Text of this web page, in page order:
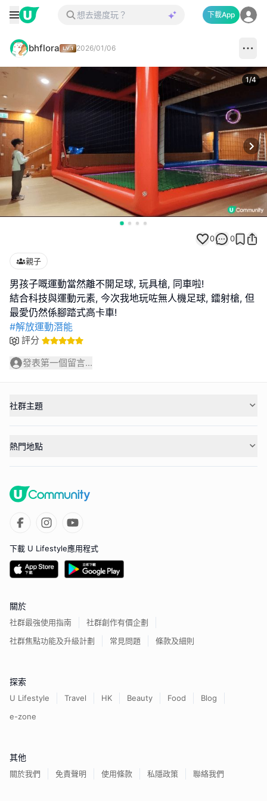
下載App
bhflora 2026/01/06
1/4
0 0
親子
男孩子嘅運動當然離不開足球, 玩具槍, 同車啦!
結合科技與運動元素, 今次我地玩咗無人機足球, 鐳射槍, 但
#解放運動潛能
評分
發表第一個留言...
社群主題
熱門地點
下載 U Lifestyle應用程式
關於
社群最強使用指南
社群創作有價企劃
社群焦點功能及升級計劃
常見問題 條款及細則
探索
U Lifestyle Travel HK Beauty Food
Blog
e-zone
其他
關於我們 免責聲明 使用條款 私隱政策 聯絡我們